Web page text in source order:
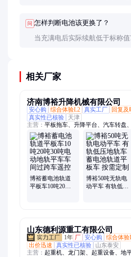
问 怎样判断电池该更换了？
当充满电后实际续航低于标称
相关厂家
济南博裕升降机械有限公司
安心购
综合体验L2 真实工厂 回复及
真实性已核验
天津
主营： 平板拖车、升降平台、汽车转盘
轨电动平车、轨道电动平车、轨道地平
平车、升降电动平车、旋转电动平车、
盘、横移电动平车、轨道平板车、电动
电动地平车、蓄电池轨道平板车、升降
跨车
博裕蓄电池轨道
平板车10吨20吨
博裕50吨无轨电
动平车 有轨低压
山东德利源重工有限公司
1年 厂 安心购 综合体验
出价迅速
真实性已核验
山东泰安
主营： 起重机、龙门架、起重设备、地